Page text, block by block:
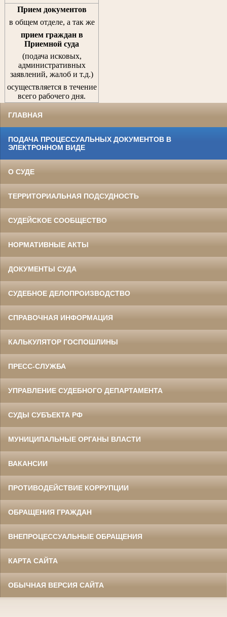
Прием документов
в общем отделе, а так же
прием граждан в
Приемной суда
(подача исковых,
административных
заявлений, жалоб и т.д.)
осуществляется в течение
всего рабочего дня.
ГЛАВНАЯ
ПОДАЧА ПРОЦЕССУАЛЬНЫХ ДОКУМЕНТОВ В
ЭЛЕКТРОННОМ ВИДЕ
О СУДЕ
ТЕРРИТОРИАЛЬНАЯ ПОДСУДНОСТЬ
СУДЕЙСКОЕ СООБЩЕСТВО
НОРМАТИВНЫЕ АКТЫ
ДОКУМЕНТЫ СУДА
СУДЕБНОЕ ДЕЛОПРОИЗВОДСТВО
СПРАВОЧНАЯ ИНФОРМАЦИЯ
КАЛЬКУЛЯТОР ГОСПОШЛИНЫ
ПРЕСС-СЛУЖБА
УПРАВЛЕНИЕ СУДЕБНОГО ДЕПАРТАМЕНТА
СУДЫ СУБЪЕКТА РФ
МУНИЦИПАЛЬНЫЕ ОРГАНЫ ВЛАСТИ
ВАКАНСИИ
ПРОТИВОДЕЙСТВИЕ КОРРУПЦИИ
ОБРАЩЕНИЯ ГРАЖДАН
ВНЕПРОЦЕССУАЛЬНЫЕ ОБРАЩЕНИЯ
КАРТА САЙТА
ОБЫЧНАЯ ВЕРСИЯ САЙТА